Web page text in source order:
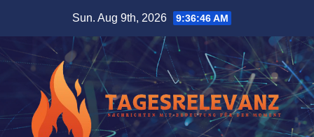
content
Sun. Aug 9th, 2026 9:36:46 AM